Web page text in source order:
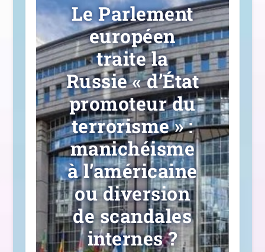
Le Parlement
européen
traite la
Russie « d’État
promoteur du
terrorisme » :
manichéisme
à l’américaine
ou diversion
de scandales
internes ?